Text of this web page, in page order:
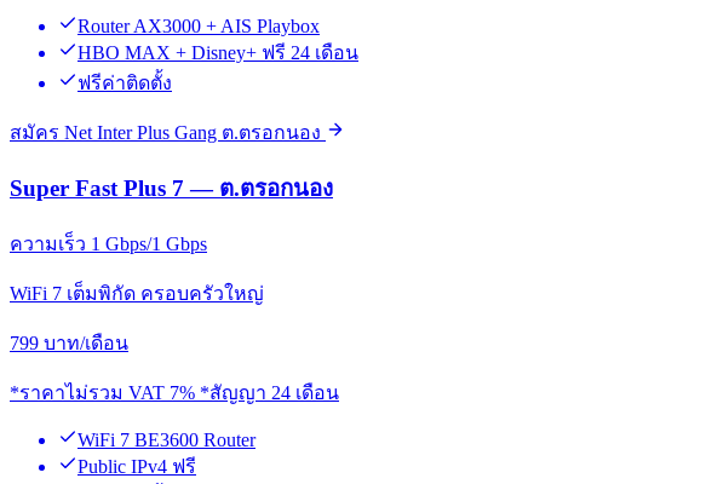
Router AX3000 + AIS Playbox
HBO MAX + Disney+ ฟรี 24 เดือน
ฟรีค่าติดตั้ง
สมัคร Net Inter Plus Gang ต.ตรอกนอง
Super Fast Plus 7 — ต.ตรอกนอง
ความเร็ว 1 Gbps/1 Gbps
WiFi 7 เต็มพิกัด ครอบครัวใหญ่
799 บาท/เดือน
*ราคาไม่รวม VAT 7% *สัญญา 24 เดือน
WiFi 7 BE3600 Router
Public IPv4 ฟรี